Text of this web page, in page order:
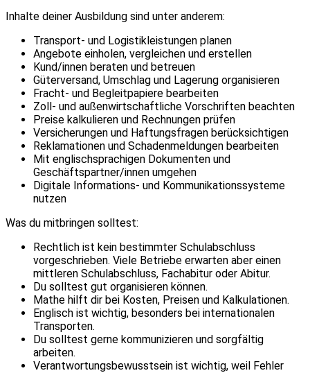
Inhalte deiner Ausbildung sind unter anderem:
Transport- und Logistikleistungen planen
Angebote einholen, vergleichen und erstellen
Kund/innen beraten und betreuen
Güterversand, Umschlag und Lagerung organisieren
Fracht- und Begleitpapiere bearbeiten
Zoll- und außenwirtschaftliche Vorschriften beachten
Preise kalkulieren und Rechnungen prüfen
Versicherungen und Haftungsfragen berücksichtigen
Reklamationen und Schadenmeldungen bearbeiten
Mit englischsprachigen Dokumenten und
Geschäftspartner/innen umgehen
Digitale Informations- und Kommunikationssysteme
nutzen
Was du mitbringen solltest:
Rechtlich ist kein bestimmter Schulabschluss
vorgeschrieben. Viele Betriebe erwarten aber einen
mittleren Schulabschluss, Fachabitur oder Abitur.
Du solltest gut organisieren können.
Mathe hilft dir bei Kosten, Preisen und Kalkulationen.
Englisch ist wichtig, besonders bei internationalen
Transporten.
Du solltest gerne kommunizieren und sorgfältig
arbeiten.
Verantwortungsbewusstsein ist wichtig, weil Fehler